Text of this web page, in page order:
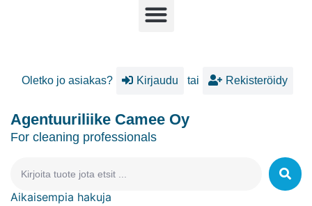
Oletko jo asiakas? Kirjaudu tai Rekisteröidy
Agentuuriliike Camee Oy
For cleaning professionals
Aikaisempia hakuja